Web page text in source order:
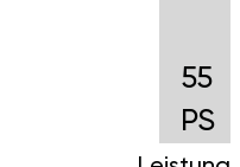
55
PS